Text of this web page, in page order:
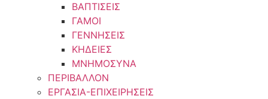
ΒΑΠΤΙΣΕΙΣ
ΓΑΜΟΙ
ΓΕΝΝΗΣΕΙΣ
ΚΗΔΕΙΕΣ
ΜΝΗΜΟΣΥΝΑ
ΠΕΡΙΒΑΛΛΟΝ
ΕΡΓΑΣΙΑ-ΕΠΙΧΕΙΡΗΣΕΙΣ